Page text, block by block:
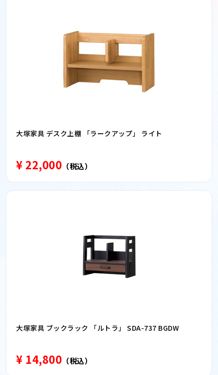
大塚家具 デスク上棚 「ラークアップ」 ライト
¥ 22,000 （税込）
大塚家具 ブックラック 「ルトラ」 SDA-737 BGDW
¥ 14,800 （税込）